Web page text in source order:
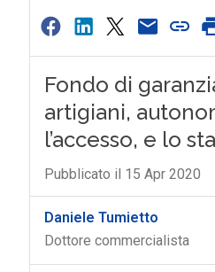
Fondo di
artigiani,
l’accesso, e lo
Pubblicato il 15 Apr 2020
Daniele Tumietto
Dottore commercialista